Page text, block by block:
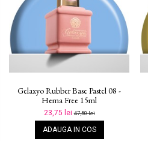
Gelaxyo Rubber Base Pastel 08 -
Hema Free 15ml
23,75 lei47,50 lei
ADAUGA IN COS